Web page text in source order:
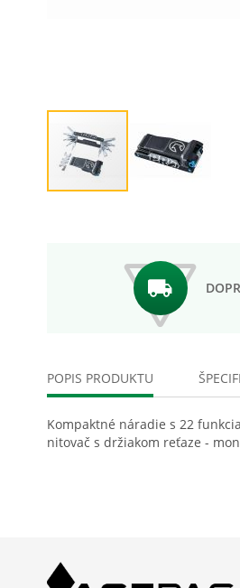
POPIS PRODUKTU
Kompaktné náradie s 22
nitovač s držiakom reťaze -